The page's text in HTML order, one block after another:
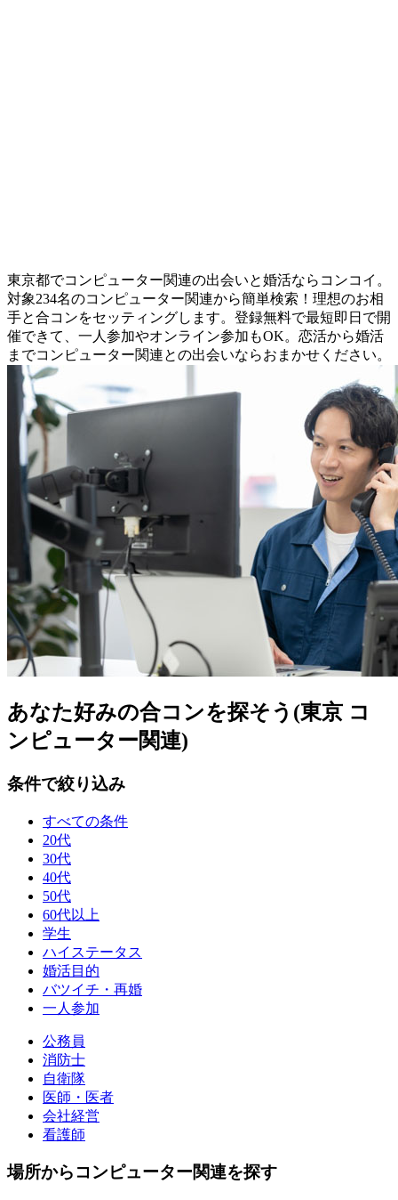
東京都でコンピューター関連の出会いと婚活ならコンコイ。
対象234名のコンピューター関連から簡単検索！理想のお相
手と合コンをセッティングします。登録無料で最短即日で開
催できて、一人参加やオンライン参加もOK。恋活から婚活
までコンピューター関連との出会いならおまかせください。
あなた好みの合コンを探そう(東京 コ
ンピューター関連)
条件で絞り込み
すべての条件
20代
30代
40代
50代
60代以上
学生
ハイステータス
婚活目的
バツイチ・再婚
一人参加
公務員
消防士
自衛隊
医師・医者
会社経営
看護師
場所からコンピューター関連を探す